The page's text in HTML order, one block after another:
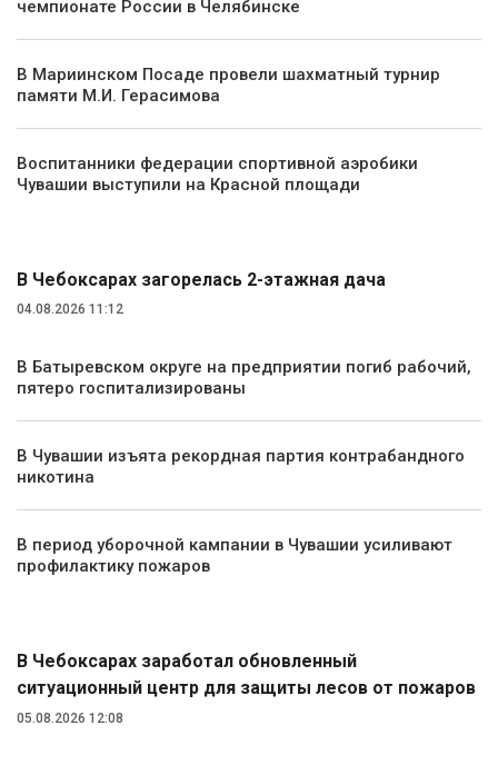
чемпионате России в Челябинске
В Мариинском Посаде провели шахматный турнир
памяти М.И. Герасимова
Воспитанники федерации спортивной аэробики
Чувашии выступили на Красной площади
В Чебоксарах загорелась 2-этажная дача
04.08.2026 11:12
В Батыревском округе на предприятии погиб рабочий,
пятеро госпитализированы
В Чувашии изъята рекордная партия контрабандного
никотина
В период уборочной кампании в Чувашии усиливают
профилактику пожаров
В Чебоксарах заработал обновленный
ситуационный центр для защиты лесов от пожаров
05.08.2026 12:08